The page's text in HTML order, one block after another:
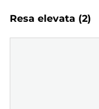
Resa elevata (2)